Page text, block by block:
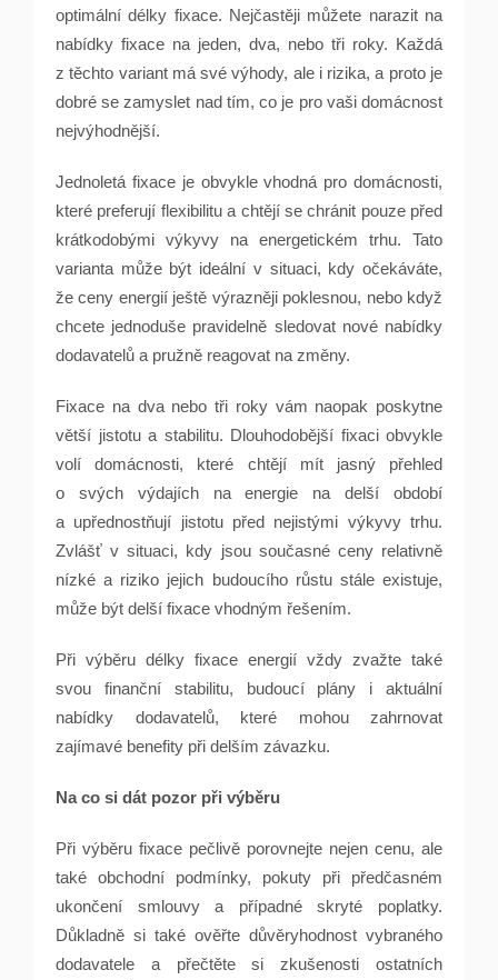
optimální délky fixace. Nejčastěji můžete narazit na
nabídky fixace na jeden, dva, nebo tři roky. Každá
z těchto variant má své výhody, ale i rizika, a proto je
dobré se zamyslet nad tím, co je pro vaši domácnost
nejvýhodnější.
Jednoletá fixace je obvykle vhodná pro domácnosti,
které preferují flexibilitu a chtějí se chránit pouze před
krátkodobými výkyvy na energetickém trhu. Tato
varianta může být ideální v situaci, kdy očekáváte,
že ceny energií ještě výrazněji poklesnou, nebo když
chcete jednoduše pravidelně sledovat nové nabídky
dodavatelů a pružně reagovat na změny.
Fixace na dva nebo tři roky vám naopak poskytne
větší jistotu a stabilitu. Dlouhodobější fixaci obvykle
volí domácnosti, které chtějí mít jasný přehled
o svých výdajích na energie na delší období
a upřednostňují jistotu před nejistými výkyvy trhu.
Zvlášť v situaci, kdy jsou současné ceny relativně
nízké a riziko jejich budoucího růstu stále existuje,
může být delší fixace vhodným řešením.
Při výběru délky fixace energií vždy zvažte také
svou finanční stabilitu, budoucí plány i aktuální
nabídky dodavatelů, které mohou zahrnovat
zajímavé benefity při delším závazku.
Na co si dát pozor při výběru
Při výběru fixace pečlivě porovnejte nejen cenu, ale
také obchodní podmínky, pokuty při předčasném
ukončení smlouvy a případné skryté poplatky.
Důkladně si také ověřte důvěryhodnost vybraného
dodavatele a přečtěte si zkušenosti ostatních